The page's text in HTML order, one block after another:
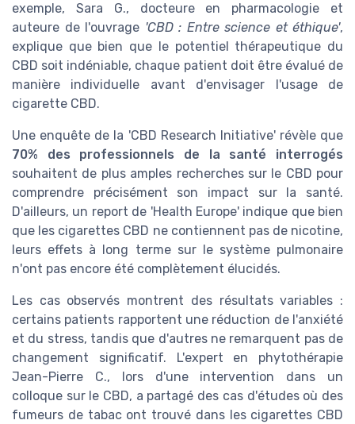
exemple, Sara G., docteure en pharmacologie et
auteure de l'ouvrage 'CBD : Entre science et éthique',
explique que bien que le potentiel thérapeutique du
CBD soit indéniable, chaque patient doit être évalué de
manière individuelle avant d'envisager l'usage de
cigarette CBD.
Une enquête de la 'CBD Research Initiative' révèle que
70% des professionnels de la santé interrogés
souhaitent de plus amples recherches sur le CBD pour
comprendre précisément son impact sur la santé.
D'ailleurs, un report de 'Health Europe' indique que bien
que les cigarettes CBD ne contiennent pas de nicotine,
leurs effets à long terme sur le système pulmonaire
n'ont pas encore été complètement élucidés.
Les cas observés montrent des résultats variables :
certains patients rapportent une réduction de l'anxiété
et du stress, tandis que d'autres ne remarquent pas de
changement significatif. L'expert en phytothérapie
Jean-Pierre C., lors d'une intervention dans un
colloque sur le CBD, a partagé des cas d'études où des
fumeurs de tabac ont trouvé dans les cigarettes CBD